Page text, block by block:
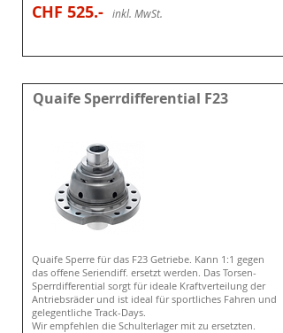
CHF 525.- inkl. MwSt.
Quaife Sperrdifferential F23
Quaife Sperre für das F23 Getriebe. Kann 1:1 gegen
das offene Seriendiff. ersetzt werden. Das Torsen-
Sperrdifferential sorgt für ideale Kraftverteilung der
Antriebsräder und ist ideal für sportliches Fahren und
gelegentliche Track-Days.
Wir empfehlen die Schulterlager mit zu ersetzten.